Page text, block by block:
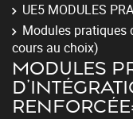
UE5 MODULES
Modules pratiques
cours au choix)
MODULES